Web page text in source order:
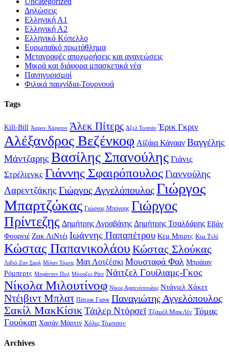
Δηλώσεις
Ελληνική Α1
Ελληνική Α2
Ελληνικό Κύπελλο
Ευρωπαϊκό πρωτάθλημα
Μεταγραφές αποχωρήσεις και ανανεώσεις
Μικρά και διάφορα μπασκετικά νέα
Πανηγυρισμοί
Φιλικά παιχνίδια-Τουρνουά
Tags
Kill-Bill Άαρον Χάρισον Άλεκ Πίτερς Άξελ Τουπάν Έρικ Γκριν
Αλέξανδρος Βεζένκοφ Αϊζάια Κάνααν Βαγγέλης
Μάντζαρης Βασίλης Σπανούλης Γιάνις
Στρέλιενκς Γιάννης ΣφαιρόπουλοςΓιαννούλης
Λαρεντζάκης Γιώργος ΑγγελόπουλοςΓιώργος
Μπαρτζώκας Γιώργος Μπόγρης Γιώργος
Πρίντεζης Δημήτρης Αγραβάνης Δημήτρης Τσαλδάρης Εβάν
Φουρνιέ Ζακ ΛιΝτέι Ιωάννης Παπαπέτρου Κεμ Μπιρτς Κιμ Τιλί
Κώστας Παπανικολάου Κώστας Σλούκας
Λιβιό Ζαν Σαρλ Μίλαν Τόμιτς Ματ Λοτζέσκι Μουσταφά Φαλ Μπράιαν
Ρόμπερτς Μπράντον Πολ Μόουζες Ράιτ Νάιτζελ Γουίλιαμς-Γκος
Νίκολα Μιλουτίνοφ Νίκος Αρσενόπουλος Ντάνιελ Χάκετ
Ντέιβιντ Μπλατ Πάτρικ Γιανκ Παναγιώτης Αγγελόπουλος
Σακίλ ΜακΚίσικ Τάιλερ Ντόρσεϊ Τζαμέλ ΜακΛίν Τόμας
Γουόκαπ Χασάν Μάρτιν Χόλις Τόμπσον
Archives